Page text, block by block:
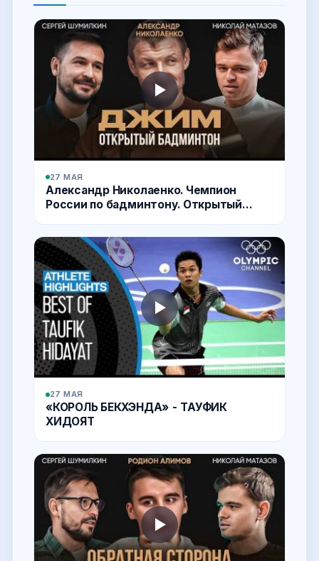
27 МАЯ
Александр Николаенко. Чемпион
России по бадминтону. Открытый
27 МАЯ
«КОРОЛЬ БЕКХЭНДА» - ТАУФИК
ХИДОЯТ